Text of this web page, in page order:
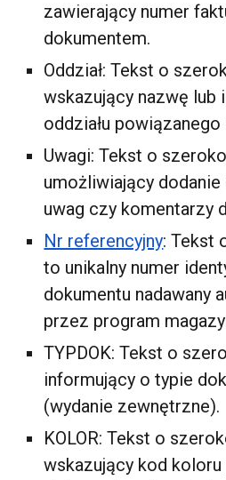
zawierający numer
dokumentem.
Oddział: Tekst o
wskazujący nazwę lub
oddziału
Uwagi: Tekst o
umożliwiający
uwag czy komentarzy
Nr referencyjny: Tekst
to unikalny numer
dokumentu nadawany
przez program
TYPDOK: Tekst o
informujący o typie
(wydanie zewnętrzne).
KOLOR: Tekst o
wskazujący kod